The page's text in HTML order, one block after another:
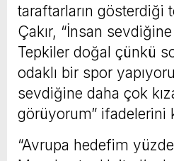
taraftarların gösterdiği
Çakır, “İnsan
Tepkiler doğal çünkü
odaklı bir spor
sevdiğine daha çok
görüyorum” ifadelerini
“Avrupa hedefim